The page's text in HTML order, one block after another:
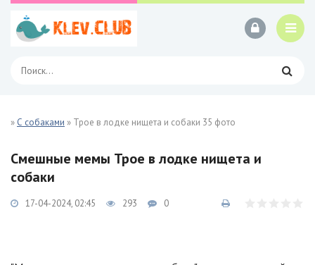
» С собаками » Трое в лодке нищета и собаки 35 фото
Смешные мемы Трое в лодке нищета и
собаки
17-04-2024, 02:45 293 0